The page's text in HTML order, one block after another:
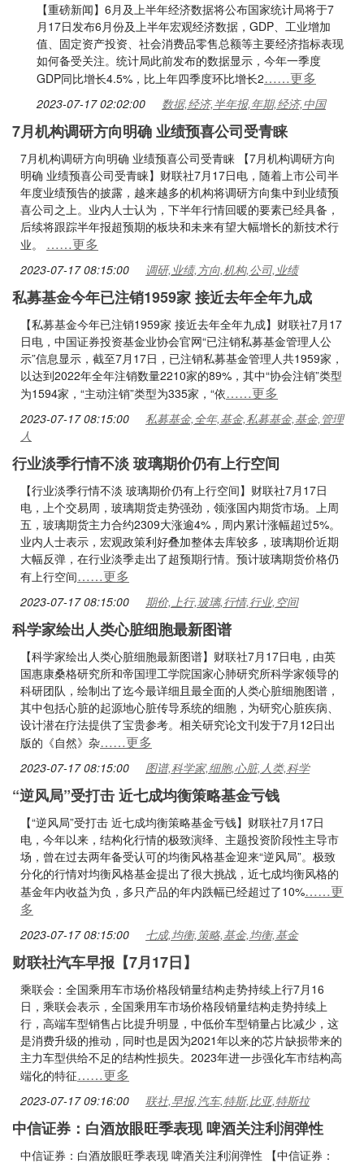
【重磅新闻】6月及上半年经济数据将公布国家统计局将于7
月17日发布6月份及上半年宏观经济数据，GDP、工业增加
值、固定资产投资、社会消费品零售总额等主要经济指标表现
如何备受关注。统计局此前发布的数据显示，今年一季度
GDP同比增长4.5%，比上年四季度环比增长2……更多
2023-07-17 02:02:00 数据,经济,半年报,年期,经济,中国
7月机构调研方向明确 业绩预喜公司受青睐
7月机构调研方向明确 业绩预喜公司受青睐 【7月机构调研方向
明确 业绩预喜公司受青睐】财联社7月17日电，随着上市公司半
年度业绩预告的披露，越来越多的机构将调研方向集中到业绩预
喜公司之上。业内人士认为，下半年行情回暖的要素已经具备，
后续将跟踪半年报超预期的板块和未来有望大幅增长的新技术行
业。 ……更多
2023-07-17 08:15:00 调研,业绩,方向,机构,公司,业绩
私募基金今年已注销1959家 接近去年全年九成
【私募基金今年已注销1959家 接近去年全年九成】财联社7月17
日电，中国证券投资基金业协会官网“已注销私募基金管理人公
示”信息显示，截至7月17日，已注销私募基金管理人共1959家，
以达到2022年全年注销数量2210家的89%，其中“协会注销”类型
为1594家，“主动注销”类型为335家，“依……更多
2023-07-17 08:15:00
私募基金,全年,基金,私募基金,基金,管理
人
行业淡季行情不淡 玻璃期价仍有上行空间
【行业淡季行情不淡 玻璃期价仍有上行空间】财联社7月17日
电，上个交易周，玻璃期货走势强劲，领涨国内期货市场。上周
五，玻璃期货主力合约2309大涨逾4%，周内累计涨幅超过5%。
业内人士表示，宏观政策利好叠加整体去库较多，玻璃期价近期
大幅反弹，在行业淡季走出了超预期行情。预计玻璃期货价格仍
有上行空间……更多
2023-07-17 08:15:00 期价,上行,玻璃,行情,行业,空间
科学家绘出人类心脏细胞最新图谱
【科学家绘出人类心脏细胞最新图谱】财联社7月17日电，由英
国惠康桑格研究所和帝国理工学院国家心肺研究所科学家领导的
科研团队，绘制出了迄今最详细且最全面的人类心脏细胞图谱，
其中包括心脏的起源地心脏传导系统的细胞，为研究心脏疾病、
设计潜在疗法提供了宝贵参考。相关研究论文刊发于7月12日出
版的《自然》杂……更多
2023-07-17 08:15:00 图谱,科学家,细胞,心脏,人类,科学
“逆风局”受打击 近七成均衡策略基金亏钱
【“逆风局”受打击 近七成均衡策略基金亏钱】财联社7月17日
电，今年以来，结构化行情的极致演绎、主题投资阶段性主导市
场，曾在过去两年备受认可的均衡风格基金迎来“逆风局”。极致
分化的行情对均衡风格基金提出了很大挑战，近七成均衡风格的
基金年内收益为负，多只产品的年内跌幅已经超过了10%……更
多
2023-07-17 08:15:00 七成,均衡,策略,基金,均衡,基金
财联社汽车早报【7月17日】
乘联会：全国乘用车市场价格段销量结构走势持续上行7月16
日，乘联会表示，全国乘用车市场价格段销量结构走势持续上
行，高端车型销售占比提升明显，中低价车型销量占比减少，这
是消费升级的推动，同时也是因为2021年以来的芯片缺损带来的
主力车型供给不足的结构性损失。2023年进一步强化车市结构高
端化的特征……更多
2023-07-17 09:16:00 联社,早报,汽车,特斯,比亚,特斯拉
中信证券：白酒放眼旺季表现 啤酒关注利润弹性
中信证券：白酒放眼旺季表现 啤酒关注利润弹性 【中信证券：